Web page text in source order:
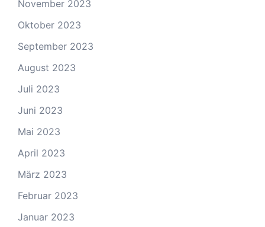
November 2023
Oktober 2023
September 2023
August 2023
Juli 2023
Juni 2023
Mai 2023
April 2023
März 2023
Februar 2023
Januar 2023